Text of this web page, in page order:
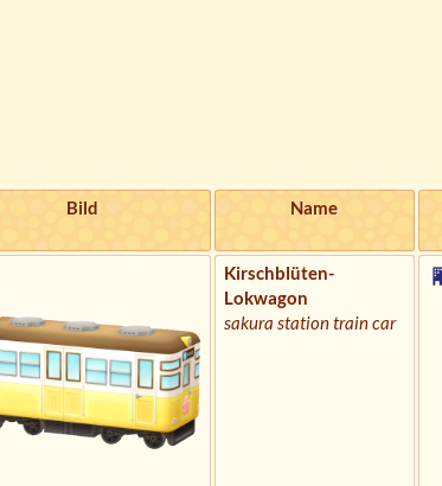
Bild Name
Kirschblüten-
Lokwagon
sakura station train car